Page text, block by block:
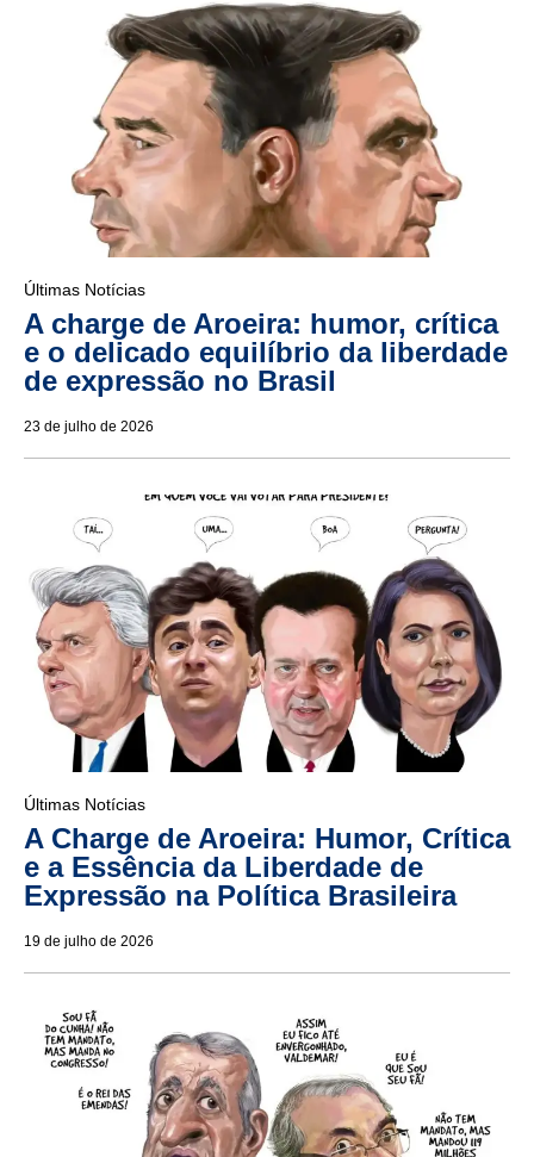
Últimas Notícias
A charge de Aroeira: humor, crítica
e o delicado equilíbrio da liberdade
de expressão no Brasil
23 de julho de 2026
Últimas Notícias
A Charge de Aroeira: Humor, Crítica
e a Essência da Liberdade de
Expressão na Política Brasileira
19 de julho de 2026